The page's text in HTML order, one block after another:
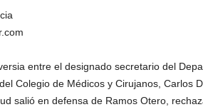
entre el designado secretario del
Colegio de Médicos y Cirujanos, Carlos
salió en defensa de Ramos Otero,